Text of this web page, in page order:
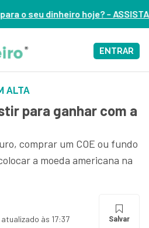
AGORA
ENTRAR
ALTA
para ganhar com a
comprar um COE ou fundo
a moeda americana na
às 17:37 Salvar